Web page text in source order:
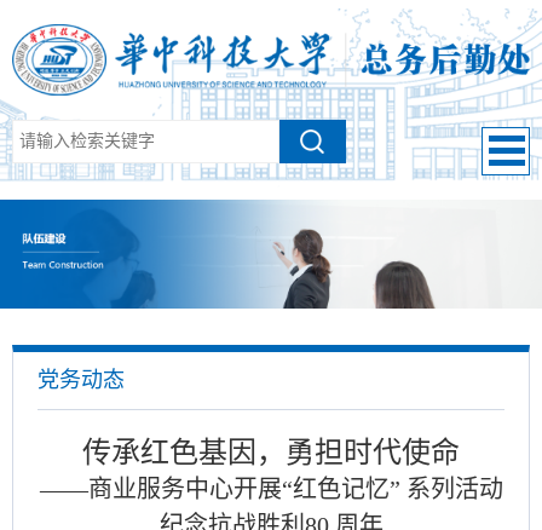
党务动态
传承红色基因，勇担时代使命
——商业服务中心开展“红色记忆” 系列活动
纪念抗战胜利80 周年